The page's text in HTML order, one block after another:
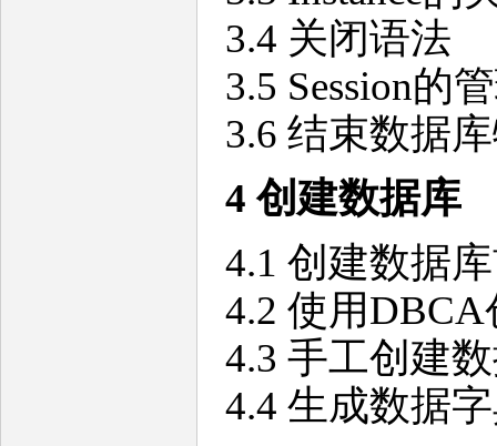
3.4 关闭语法
3.5 Session的
3.6 结束数据
4 创建数据库
4.1 创建数据
4.2 使用
4.3 手工创建
4.4 生成数据